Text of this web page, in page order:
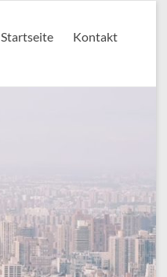
Startseite Kontakt